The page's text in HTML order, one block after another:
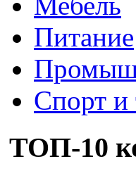
Питание
Спорт и
ТОП-10